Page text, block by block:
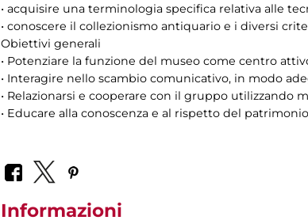
• acquisire una terminologia specifica relativa alle
• conoscere il collezionismo antiquario e i diversi
Obiettivi generali
• Potenziare la funzione del museo come centro
• Interagire nello scambio comunicativo, in modo
• Relazionarsi e cooperare con il gruppo utilizzando
• Educare alla conoscenza e al rispetto del
Informazioni